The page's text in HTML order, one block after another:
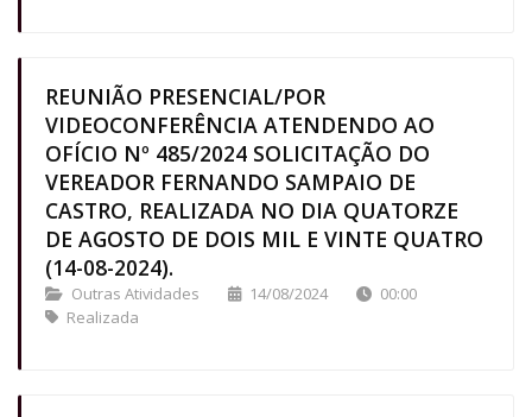
REUNIÃO PRESENCIAL/POR
VIDEOCONFERÊNCIA ATENDENDO AO
OFÍCIO Nº 485/2024 SOLICITAÇÃO DO
VEREADOR FERNANDO SAMPAIO DE
CASTRO, REALIZADA NO DIA QUATORZE
DE AGOSTO DE DOIS MIL E VINTE QUATRO
(14-08-2024).
Outras Atividades 14/08/2024
00:00
Realizada